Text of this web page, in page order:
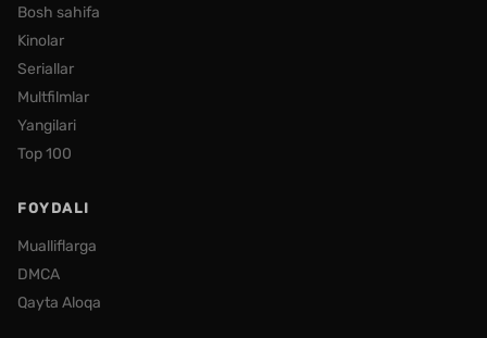
Bosh sahifa
Kinolar
Seriallar
Multfilmlar
Yangilari
Top 100
FOYDALI
Mualliflarga
DMCA
Qayta Aloqa